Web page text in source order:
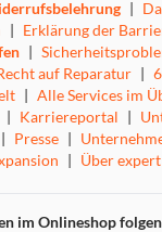
|
| Erklärung der
|
auf Reparatur |
| Alle Services im
| Karriereportal |
| Presse |
| Über expert
im Onlineshop